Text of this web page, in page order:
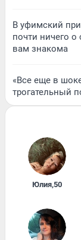
В уфимский
почти ничего о
вам знакома
«Все еще в
трогательный
Юлия,50